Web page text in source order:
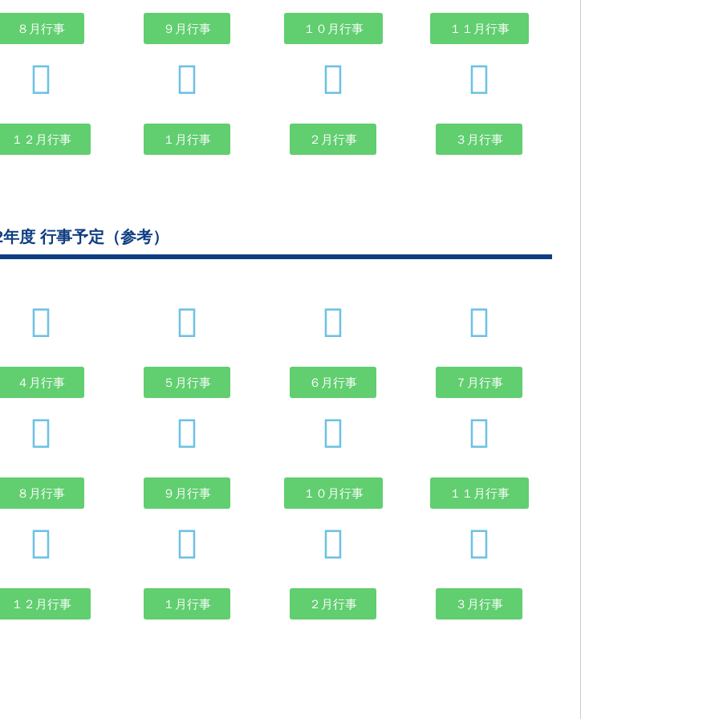
８月行事 ９月行事 １０月行事 １１月行事
１２月行事 １月行事 ２月行事 ３月行事
度 行事予定（参考）
４月行事 ５月行事 ６月行事 ７月行事
８月行事 ９月行事 １０月行事 １１月行事
１２月行事 １月行事 ２月行事 ３月行事